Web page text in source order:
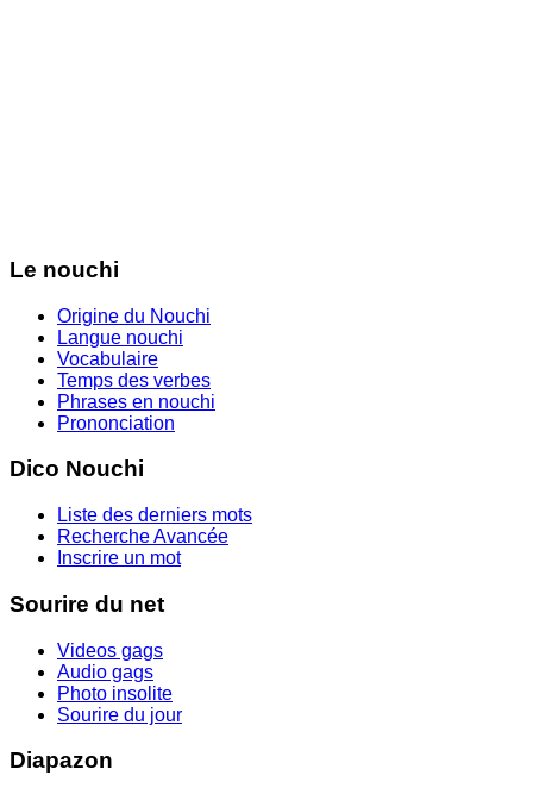
Le nouchi
Origine du Nouchi
Langue nouchi
Vocabulaire
Temps des verbes
Phrases en nouchi
Prononciation
Dico Nouchi
Liste des derniers mots
Recherche Avancée
Inscrire un mot
Sourire du net
Videos gags
Audio gags
Photo insolite
Sourire du jour
Diapazon